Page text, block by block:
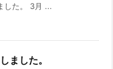
した。 3月 ...
ました。